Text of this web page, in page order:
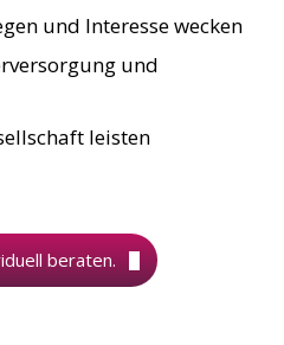
und Interesse wecken
und
leisten
beraten.